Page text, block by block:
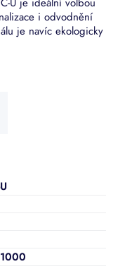
i odvodnění
je navíc ekologicky